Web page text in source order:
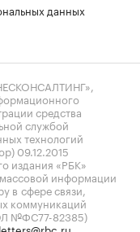
данных
средства
службой
технологий
09.12.2015
издания «РБК»
массовой информации
в сфере связи,
коммуникаций
№ФС77-82385)
letters@rbc.ru